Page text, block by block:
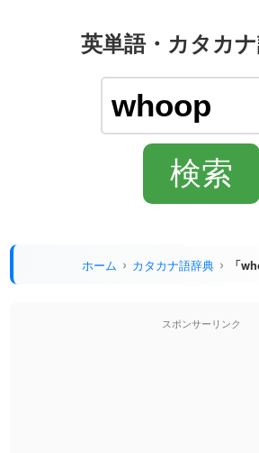
英単語・カタカ
ホーム カタカナ語辞典 「
スポンサーリンク